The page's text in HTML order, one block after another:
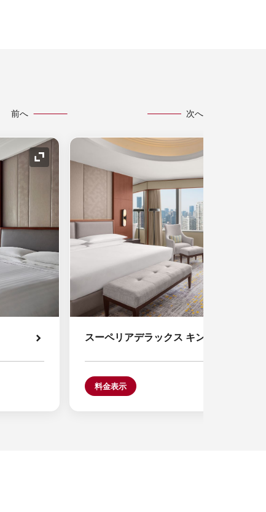
前へ 次へ
アイコンの拡大
スーペリアデラックス キングルーム
料金表示